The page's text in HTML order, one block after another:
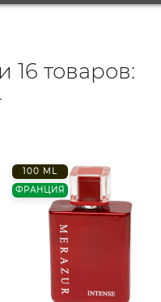
16 товаров:
100 ML
ФРАНЦИЯ